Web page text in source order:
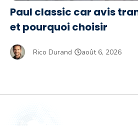
Paul classic car avis
et pourquoi choisir
Rico Durand août 6, 2026